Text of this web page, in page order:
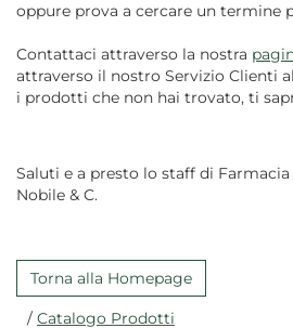
oppure prova a cercare un termine
Contattaci attraverso la nostra
attraverso il nostro Servizio Clienti
i prodotti che non hai trovato, ti
Saluti e a presto lo staff di Farmacia
Nobile & C.
Torna alla Homepage
/ Catalogo Prodotti